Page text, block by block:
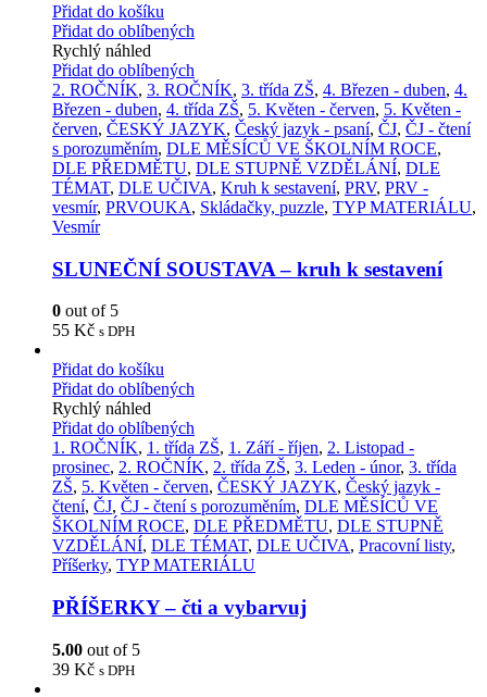
Přidat do košíku
Přidat do oblíbených
Rychlý náhled
Přidat do oblíbených
2. ROČNÍK, 3. ROČNÍK, 3. třída ZŠ, 4. Březen - duben, 4.
Březen - duben, 4. třída ZŠ, 5. Květen - červen, 5. Květen -
červen, ČESKÝ JAZYK, Český jazyk - psaní, ČJ, ČJ - čtení
s porozuměním, DLE MĚSÍCŮ VE ŠKOLNÍM ROCE,
DLE PŘEDMĚTU, DLE STUPNĚ VZDĚLÁNÍ, DLE
TÉMAT, DLE UČIVA, Kruh k sestavení, PRV, PRV -
vesmír, PRVOUKA, Skládačky, puzzle, TYP MATERIÁLU,
Vesmír
SLUNEČNÍ SOUSTAVA – kruh k sestavení
0 out of 5
55 Kč s DPH
Přidat do košíku
Přidat do oblíbených
Rychlý náhled
Přidat do oblíbených
1. ROČNÍK, 1. třída ZŠ, 1. Září - říjen, 2. Listopad -
prosinec, 2. ROČNÍK, 2. třída ZŠ, 3. Leden - únor, 3. třída
ZŠ, 5. Květen - červen, ČESKÝ JAZYK, Český jazyk -
čtení, ČJ, ČJ - čtení s porozuměním, DLE MĚSÍCŮ VE
ŠKOLNÍM ROCE, DLE PŘEDMĚTU, DLE STUPNĚ
VZDĚLÁNÍ, DLE TÉMAT, DLE UČIVA, Pracovní listy,
Příšerky, TYP MATERIÁLU
PŘÍŠERKY – čti a vybarvuj
5.00 out of 5
39 Kč s DPH